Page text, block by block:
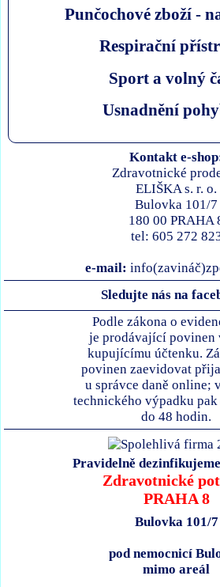
Punčochové zboží -
Respirační
Sport a volný
Usnadnění
Kontakt e-
Zdravotnické
ELIŠKA s. r. o.
Bulovka 101/7
180 00 PRAHA
tel: 605 272
e-mail:
Sledujte nás na
Podle zákona o
je prodávající povinen
kupujícímu účtenku.
povinen zaevidovat
u správce daně online;
technického výpadku
do 48 hodin.
Pravidelně
Zdravotnické
PRAHA 8
Bulovka 101/7
pod nemocnicí
mimo areál